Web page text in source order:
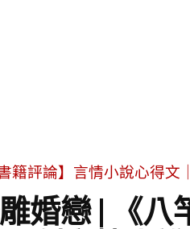
書籍評論】言情小說心得文
婚戀 | 《八